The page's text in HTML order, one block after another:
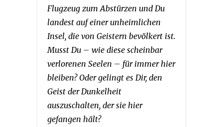
Flugzeug zum Abstürzen und Du
landest auf einer unheimlichen
Insel, die von Geistern bevölkert ist.
Musst Du – wie diese scheinbar
verlorenen Seelen – für immer hier
bleiben? Oder gelingt es Dir, den
Geist der Dunkelheit
auszuschalten, der sie hier
gefangen hält?